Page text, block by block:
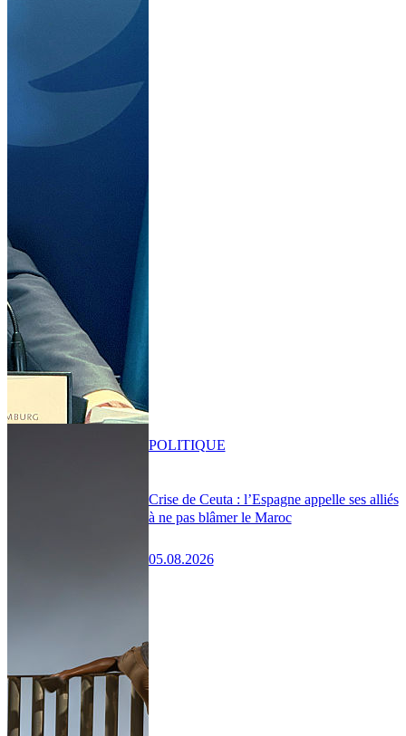
Crise de Ceuta : l’Espagne appelle ses alliés
à ne pas blâmer le Maroc
05.08.2026
POLITIQUE